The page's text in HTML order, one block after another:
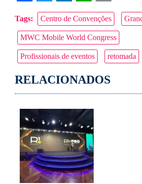
Facebook
Twitter
LinkedInCopy
Link
Tags: Centro de Convenções
MWC Mobile World Congress
Profissionais de eventos retomada
RELACIONADOS